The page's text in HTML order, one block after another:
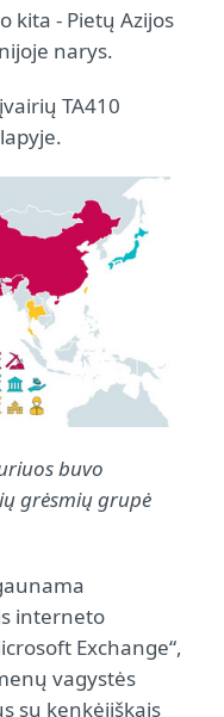
kita - Pietų Azijos
narys.
TA410
buvo
grėsmių grupė
interneto
Exchange“,
vagystės
su kenkėjiškais